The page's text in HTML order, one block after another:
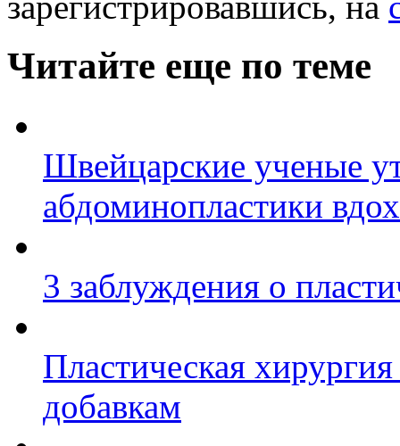
Читайте еще по теме
Швейцарские ученые
абдоминопластики
3 заблуждения о
Пластическая
добавкам